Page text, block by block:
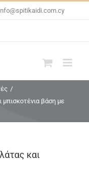
/
βάση με
και